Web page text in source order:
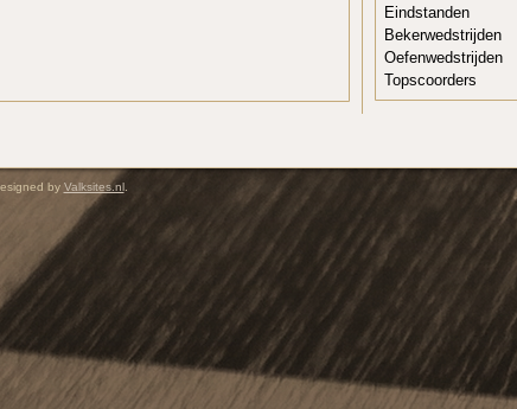
Eindstanden
Bekerwedstrijden
Oefenwedstrijden
Topscoorders
by Valksites.nl.